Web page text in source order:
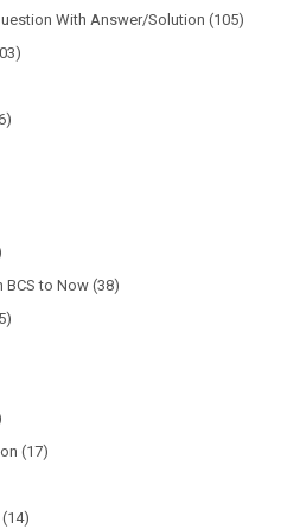
With Answer/Solution (105)
BCS to Now (38)
(17)
(14)